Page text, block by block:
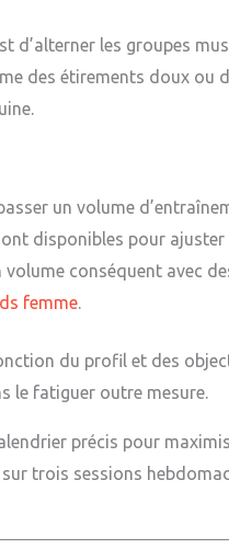
d’alterner les groupes
des étirements doux ou
un volume
disponibles pour
conséquent avec
femme.
du profil et des
le fatiguer outre mesure.
précis pour
trois sessions